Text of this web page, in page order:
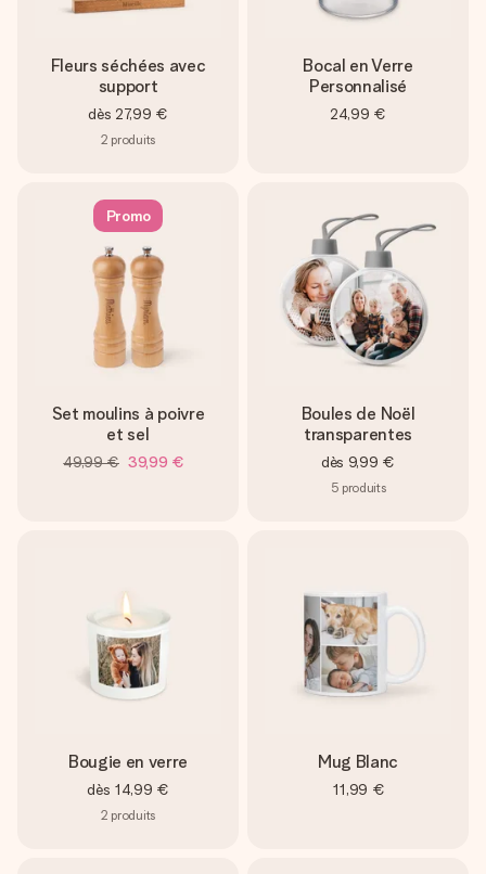
Fleurs séchées avec
support
dès 27,99 €
2 produits
Bocal en Verre
Personnalisé
24,99 €
Promo
Set moulins à poivre
et sel
49,99 € 39,99 €
Boules de Noël
transparentes
dès 9,99 €
5 produits
Bougie en verre
dès 14,99 €
2 produits
Mug Blanc
11,99 €